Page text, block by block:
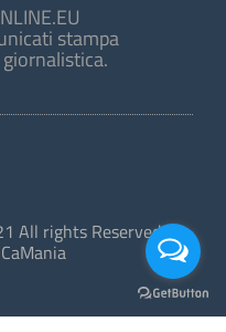
stampa
All rights Reserved.